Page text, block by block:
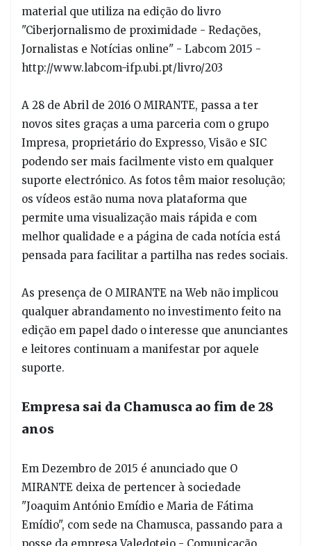
material que utiliza na edição do livro
"Ciberjornalismo de proximidade - Redações,
Jornalistas e Notícias online" - Labcom 2015 -
http://www.labcom-ifp.ubi.pt/livro/203
A 28 de Abril de 2016 O MIRANTE, passa a ter
novos sites graças a uma parceria com o grupo
Impresa, proprietário do Expresso, Visão e SIC
podendo ser mais facilmente visto em qualquer
suporte electrónico. As fotos têm maior resolução;
os vídeos estão numa nova plataforma que
permite uma visualização mais rápida e com
melhor qualidade e a página de cada notícia está
pensada para facilitar a partilha nas redes sociais.
As presença de O MIRANTE na Web não implicou
qualquer abrandamento no investimento feito na
edição em papel dado o interesse que anunciantes
e leitores continuam a manifestar por aquele
suporte.
Empresa sai da Chamusca ao fim de 28
anos
Em Dezembro de 2015 é anunciado que O
MIRANTE deixa de pertencer à sociedade
"Joaquim António Emídio e Maria de Fátima
Emídio", com sede na Chamusca, passando para a